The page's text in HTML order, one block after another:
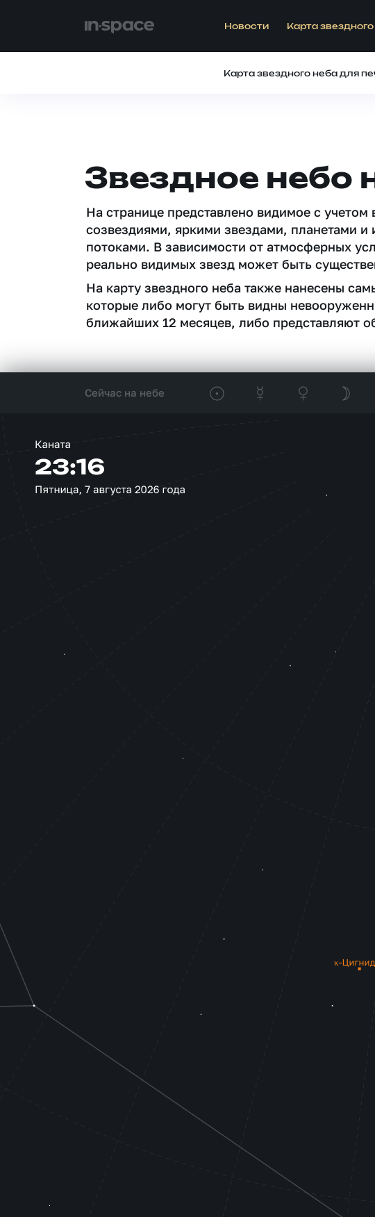
Новости Карта
Карта звездного неба для
Звездное небо
На странице представлено видимое c
созвездиями, яркими звездами, планетами
потоками. В зависимости от атмосферных
реально видимых звезд может быть
На карту звездного неба также нанесены
которые либо могут быть видны
ближайших 12 месяцев, либо представляют
Сейчас на небе